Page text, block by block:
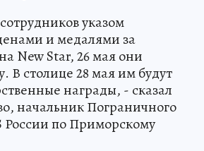
указом
и медалями за
New Star, 26 мая они
В столице 28 мая им будут
награды, - сказал
начальник Пограничного
по Приморскому